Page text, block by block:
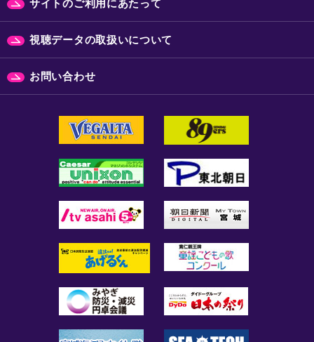
サイトのご利用にあたって
視聴データの取扱いについて
お問い合わせ